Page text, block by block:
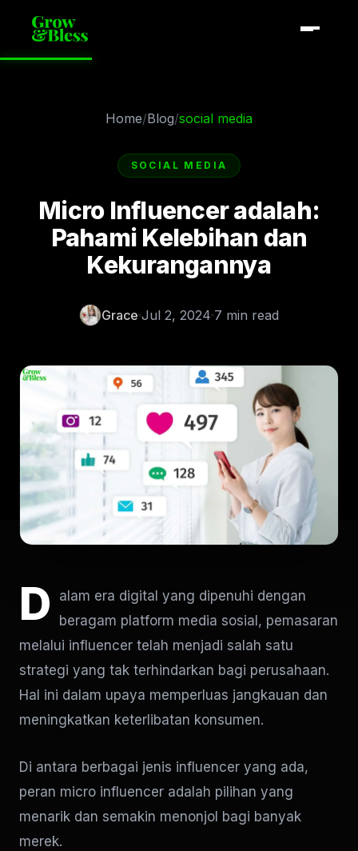
Home/Blog/social media
SOCIAL MEDIA
Micro Influencer adalah:
Pahami Kelebihan dan
Kekurangannya
Grace Jul 2, 2024 7 min read
D
alam era digital yang dipenuhi dengan
beragam platform media sosial, pemasaran
melalui influencer telah menjadi salah satu
strategi yang tak terhindarkan bagi perusahaan.
Hal ini dalam upaya memperluas jangkauan dan
meningkatkan keterlibatan konsumen.
Di antara berbagai jenis influencer yang ada,
peran micro influencer adalah pilihan yang
menarik dan semakin menonjol bagi banyak
merek.